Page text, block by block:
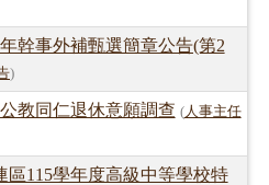
幹事外補甄選簡章公告(第2
)
教同仁退休意願調查 (人事主任
區115學年度高級中等學校特